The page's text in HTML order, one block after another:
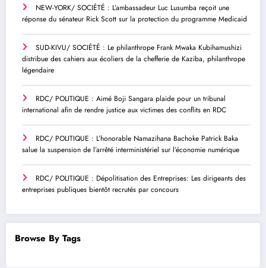
NEW-YORK/ SOCIÉTÉ : L’ambassadeur Luc Lusumba reçoit une
réponse du sénateur Rick Scott sur la protection du programme Medicaid
SUD-KIVU/ SOCIÉTÉ : Le philanthrope Frank Mwaka Kubihamushizi
distribue des cahiers aux écoliers de la chefferie de Kaziba, philanthrope
légendaire
RDC/ POLITIQUE : Aimé Boji Sangara plaide pour un tribunal
international afin de rendre justice aux victimes des conflits en RDC
RDC/ POLITIQUE : L’honorable Namazihana Bachoke Patrick Baka
salue la suspension de l’arrêté interministériel sur l’économie numérique
RDC/ POLITIQUE : Dépolitisation des Entreprises: Les dirigeants des
entreprises publiques bientôt recrutés par concours
Browse By Tags